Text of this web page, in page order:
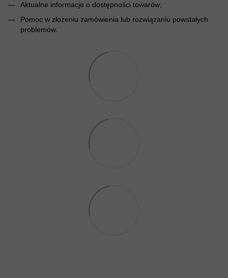
Aktualne informacje o dostępności towarów;
Pomoc w złożeniu zamówienia lub rozwiązaniu powstałych
problemów.